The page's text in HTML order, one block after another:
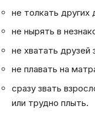
не толкать других
не нырять в
не хватать друзей
не плавать на
сразу звать
или трудно плыть.